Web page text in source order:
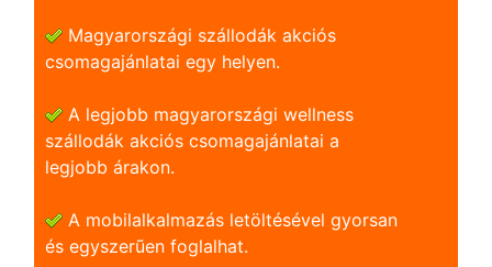
Magyarországi szállodák akciós
csomagajánlatai egy helyen.
A legjobb magyarországi wellness
szállodák akciós csomagajánlatai a
legjobb árakon.
A mobilalkalmazás letöltésével gyorsan
és egyszerũen foglalhat.